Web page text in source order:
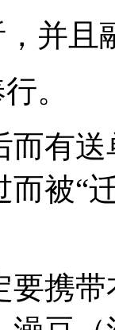
并且
。
有送
被“
带